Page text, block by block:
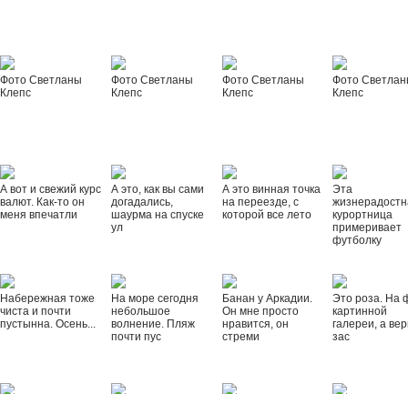
Фото Светланы
Клепс
Фото Светланы
Клепс
Фото Светланы
Клепс
Фото
Клепс
А вот и свежий курс
валют. Как-то он
меня впечатли
А это, как вы сами
догадались,
шаурма на спуске
ул
А это винная точка
на переезде, с
которой все лето
Эта
курортница
примеривает
футболку
Набережная тоже
чиста и почти
пустынна. Осень...
На море сегодня
небольшое
волнение. Пляж
почти пус
Банан у Аркадии.
Он мне просто
нравится, он
стреми
Это роза. На
картинной
галереи, а
зас